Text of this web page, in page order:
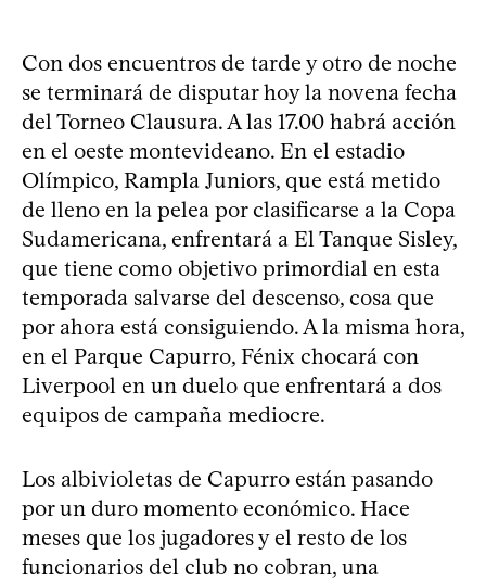
Con dos encuentros de tarde y otro de noche
se terminará de disputar hoy la novena fecha
del Torneo Clausura. A las 17.00 habrá acción
en el oeste montevideano. En el estadio
Olímpico, Rampla Juniors, que está metido
de lleno en la pelea por clasificarse a la Copa
Sudamericana, enfrentará a El Tanque Sisley,
que tiene como objetivo primordial en esta
temporada salvarse del descenso, cosa que
por ahora está consiguiendo. A la misma hora,
en el Parque Capurro, Fénix chocará con
Liverpool en un duelo que enfrentará a dos
equipos de campaña mediocre.
Los albivioletas de Capurro están pasando
por un duro momento económico. Hace
meses que los jugadores y el resto de los
funcionarios del club no cobran, una